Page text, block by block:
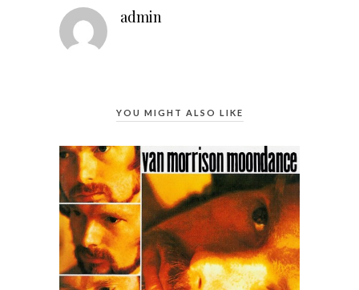
admin
YOU MIGHT ALSO LIKE